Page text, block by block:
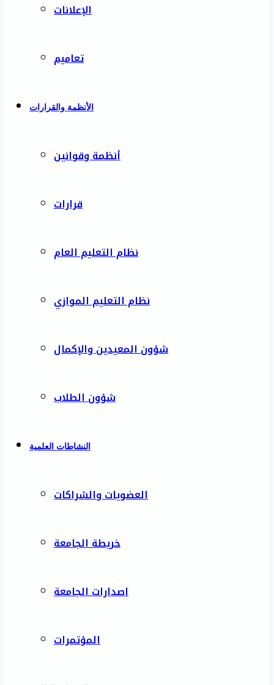
الإعلانات
تعاميم
الأنظمة والقرارات
أنظمة وقوانين
قرارات
نظام التعليم العام
نظام التعليم الموازي
شؤون المعيدين والإكمال
شؤون الطلاب
النشاطات العلمية
العضويات والشراكات
خريطة الجامعة
اصدارات الجامعة
المؤتمرات